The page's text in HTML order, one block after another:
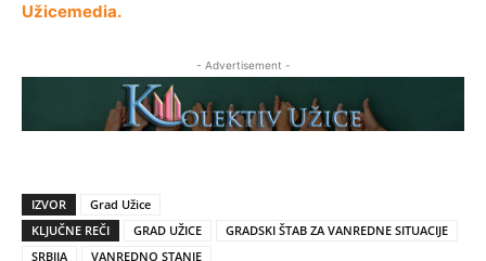
Užicemedia.
- Advertisement -
IZVOR
Grad Užice
KLJUČNE REČI
GRAD UŽICE
GRADSKI ŠTAB ZA VANREDNE SITUACIJE
SRBIJA
VANREDNO STANJE